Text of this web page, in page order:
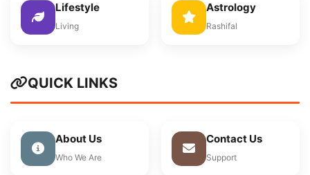
Lifestyle
Living
Astrology
Rashifal
QUICK LINKS
About Us
Who We Are
Contact Us
Support